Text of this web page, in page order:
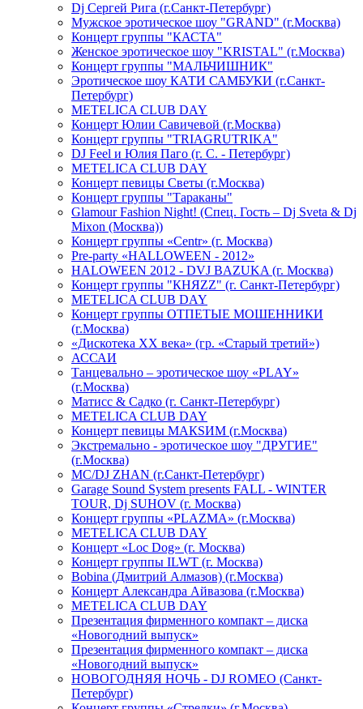
Dj Сергей Рига (г.Санкт-Петербург)
Мужское эротическое шоу "GRAND" (г.Москва)
Концерт группы "КАСТА"
Женское эротическое шоу "KRISTAL" (г.Москва)
Концерт группы "МАЛЬЧИШНИК"
Эротическое шоу КАТИ САМБУКИ (г.Санкт-
Петербург)
METELICA CLUB DAY
Концерт Юлии Савичевой (г.Москва)
Концерт группы "TRIAGRUTRIKA"
DJ Feel и Юлия Паго (г. С. - Петербург)
METELICA CLUB DAY
Концерт певицы Светы (г.Москва)
Концерт группы "Тараканы"
Glamour Fashion Night! (Спец. Гость – Dj Sveta & Dj
Mixon (Москва))
Концерт группы «Centr» (г. Москва)
Pre-party «HALLOWEEN - 2012»
HALOWEEN 2012 - DVJ BAZUKA (г. Москва)
Концерт группы "КНЯZZ" (г. Санкт-Петербург)
METELICA CLUB DAY
Концерт группы ОТПЕТЫЕ МОШЕННИКИ
(г.Москва)
«Дискотека ХХ века» (гр. «Старый третий»)
АССАИ
Танцевально – эротическое шоу «PLAY»
(г.Москва)
Матисс & Садко (г. Санкт-Петербург)
METELICA CLUB DAY
Концерт певицы МАКSИМ (г.Москва)
Экстремально - эротическое шоу "ДРУГИЕ"
(г.Москва)
МС/DJ ZHAN (г.Санкт-Петербург)
Garage Sound System presents FALL - WINTER
TOUR, Dj SUHOV (г. Москва)
Концерт группы «PLAZMA» (г.Москва)
METELICA CLUB DAY
Концерт «Loc Dog» (г. Москва)
Концерт группы ILWT (г. Москва)
Bobina (Дмитрий Алмазов) (г.Москва)
Концерт Александра Айвазова (г.Москва)
METELICA CLUB DAY
Презентация фирменного компакт – диска
«Новогодний выпуск»
Презентация фирменного компакт – диска
«Новогодний выпуск»
НОВОГОДНЯЯ НОЧЬ - DJ ROMEO (Санкт-
Петербург)